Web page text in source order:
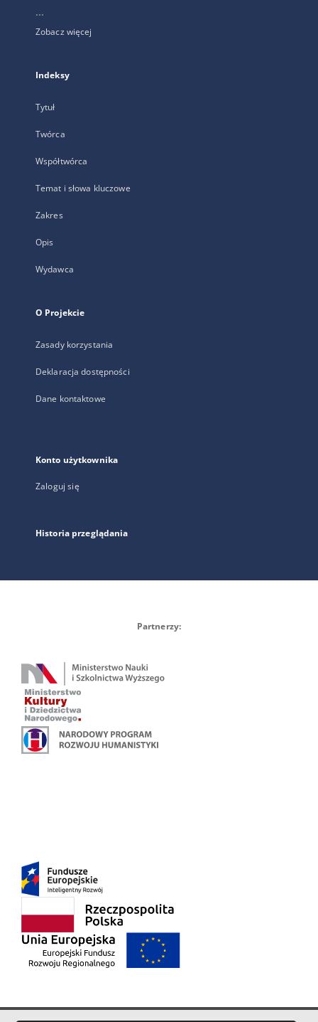
...
Zobacz więcej
Indeksy
Tytuł
Twórca
Współtwórca
Temat i słowa kluczowe
Zakres
Opis
Wydawca
O Projekcie
Zasady korzystania
Deklaracja dostępności
Dane kontaktowe
Konto użytkownika
Zaloguj się
Historia przeglądania
Partnerzy: